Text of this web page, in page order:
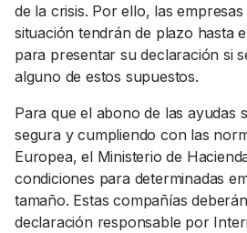
de la crisis. Por ello, las
situación tendrán de plazo hasta
para presentar su declaración si
alguno de estos supuestos.
Para que el abono de las ayudas
segura y cumpliendo con las
Europea, el Ministerio de
condiciones para determinadas
tamaño. Estas compañías
declaración responsable por